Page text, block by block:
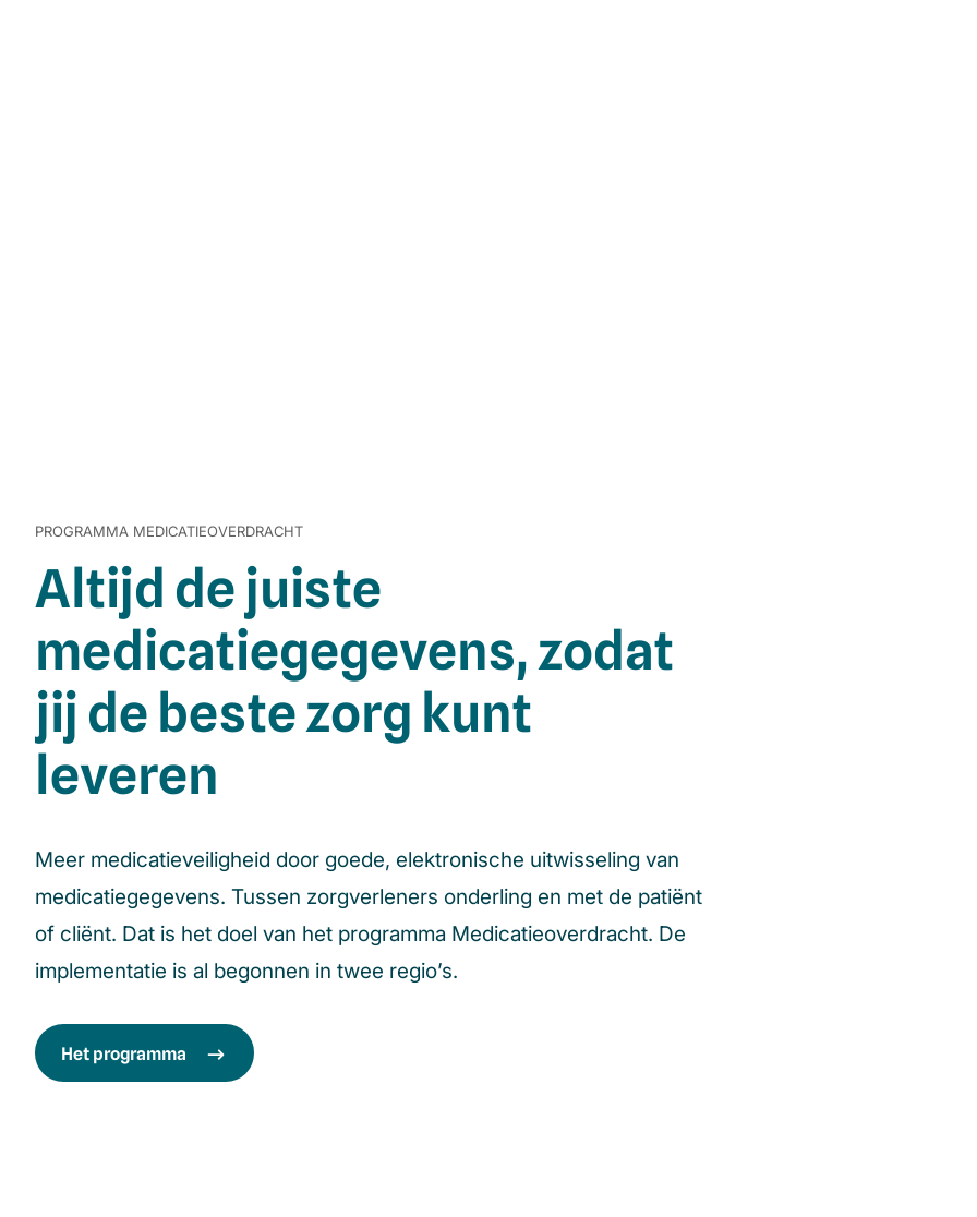
PROGRAMMA MEDICATIEOVERDRACHT
Altijd de juiste
medicatiegegevens, zodat
jij de beste zorg kunt
leveren
Meer medicatieveiligheid door goede, elektronische uitwisseling van
medicatiegegevens. Tussen zorgverleners onderling en met de patiënt
of cliënt. Dat is het doel van het programma Medicatieoverdracht. De
implementatie is al begonnen in twee regio’s.
Het programma